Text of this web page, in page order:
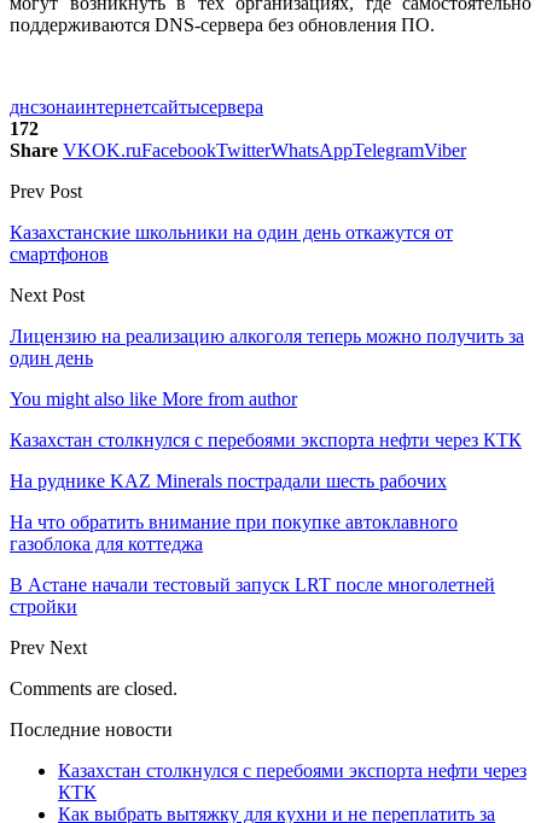
поддерживаются DNS-сервера без обновления ПО.
днсзонаинтернетсайтысервера
172
Share VKOK.ruFacebookTwitterWhatsAppTelegramViber
Prev Post
Казахстанские школьники на один день откажутся от
смартфонов
Next Post
Лицензию на реализацию алкоголя теперь можно получить за
один день
You might also like More from author
Казахстан столкнулся с перебоями экспорта нефти через КТК
На руднике KAZ Minerals пострадали шесть рабочих
На что обратить внимание при покупке автоклавного
газоблока для коттеджа
В Астане начали тестовый запуск LRT после многолетней
стройки
Prev Next
Comments are closed.
Последние новости
Казахстан столкнулся с перебоями экспорта нефти через
КТК
Как выбрать вытяжку для кухни и не переплатить за